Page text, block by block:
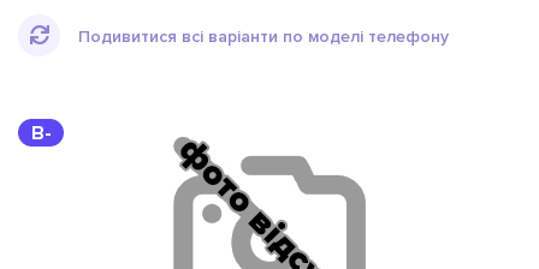
Подивитися всі варіанти по моделі телефону
B-